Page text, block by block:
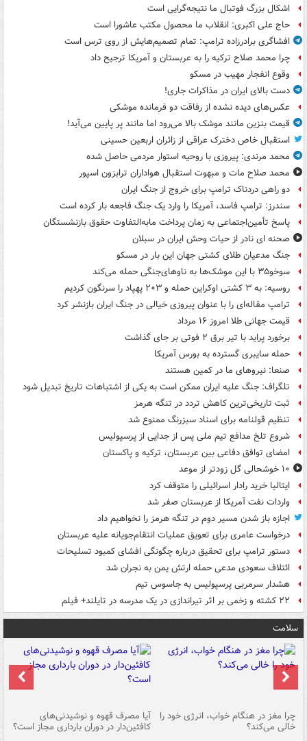
اشکال بزرگ فوتبال ما نتیجه‌گرایی است
حاج علی اکبری: انقلاب ما محصول مکتب عاشورا است
افشاگری برادرزاده ترامپ: تمام تصمیم‌هایش از روی ترس است
چرا محمد صلاح ترکیه را به عربستان و آمریکا ترجیح داد
وقوع انفجار مهیب در مسکو
دست بالای ایران در مذاکرات جاری!
عکس‌های دیده نشده از رفاقت دو فرمانده‌ موشکی
قیمت بنزین مانند موشک بالا می‌رود اما مانند پر پایین می‌آید!
استقبال خاص دخترک عراقی از زائران اربعین حسینی
محمد مرندی: پیروزی با روحیه استوار مردمی حاصل شده
محمد صلاح مات و مبهوت استقبال هواداران ترابزون اسپور
دو راهی دردناک ترامپ برای خروج از جنگ ایران
سندرز: ترامپ فاسد، آمریکا را وارد یک جنگ فاجعه بار کرده است
پاسخ تأمین‌اجتماعی به زمان پرداخت مابه‌التفاوت حقوق بازنشستگان
صحنه ای نادر از حیات وحش ایران در سبلان
جنگ مدعیان طلای کشتی جهان این بار در مسکو
سوخو۳۵ با این موشک‌ها به ناوهای‌جنگی حمله می‌کند
روسیه: به ۳ کشتی اوکراین حمله و ۲۰۳ پهپاد را سرنگون کردیم
ترامپ مقاله‌ای را با عنوان پیروزی خیالی در جنگ ایران بازنشر کرد
قیمت جهانی طلا امروز ۱۶ مرداد
برخورد پراید با تیر برق ۲ فوتی بر جای گذاشت
حمله سایبری گسترده به بورس آمریکا
صنعا: نیروهای ما در کمین‌ هستند
تلگراف: جنگ علیه ایران ممکن است به یکی از اشتباهات تاریخ تبدیل شود
ثبت تاریخی‌ترین کاهش تردد در تنگه هرمز
تنظیم قولنامه برای اسناد سبزرنگ ممنوع شد
شروع تلخ مدافع تیم ملی پس از جدایی از پرسپولیس
امضای توافق دفاعی بین عربستان، ترکیه و پاکستان
۱۰ خوشحالی گل زودتر از موعد
ایتالیا خرید رادار اسرائیلی را متوقف کرد
واردات نفت آمریکا از عربستان صفر شد
اجازه باز شدن مسیر دوم در تنگه هرمز را نخواهیم داد
درخواست عامری برای تعویق عملیات انتقام‌جویانه علیه عربستان
دستور ترامپ برای تحقیق درباره چگونگی افشای کمبود تسلیحات
ائتلاف سعودی مدعی حمله ارتش یمن به نجران شد
هشدار سرمربی پرسپولیس به جاسوس تیم
۲۲ کشته و زخمی بر اثر تیراندازی در یک مدرسه در تایلند+ فیلم
سلامت
چرا مغز در هنگام خواب، انرژی خود را
خالی می‌کند؟
آیا مصرف قهوه و نوشیدنی‌های
کافئین‌دار در دوران بارداری مجاز است؟